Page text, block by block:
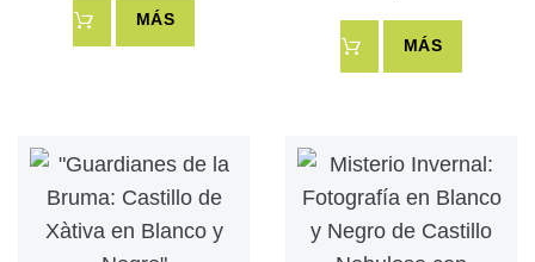
MÁS
MÁS